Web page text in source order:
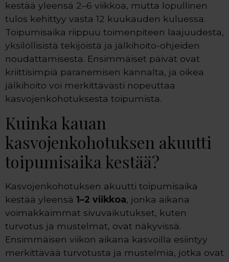
kestää yleensä 2–6 viikkoa, mutta lopullinen
tulos kehittyy vasta 12 kuukauden kuluessa.
Toipumisaika riippuu toimenpiteen laajuudesta,
yksilöllisistä tekijöistä ja jälkihoito-ohjeiden
noudattamisesta. Ensimmäiset päivät ovat
kriittisimpiä paranemisen kannalta, ja oikea
jälkihoito voi merkittävästi nopeuttaa
kasvojenkohotuksesta toipumista.
Kuinka kauan
kasvojenkohotuksen akuutti
toipumisaika kestää?
Kasvojenkohotuksen akuutti toipumisaika
kestää yleensä 1–2 viikkoa, jonka aikana
voimakkaimmat sivuvaikutukset, kuten
turvotus ja mustelmat, ovat näkyvissä.
Ensimmäisen viikon aikana kasvoilla esiintyy
merkittävää turvotusta ja mustelmia, jotka ovat